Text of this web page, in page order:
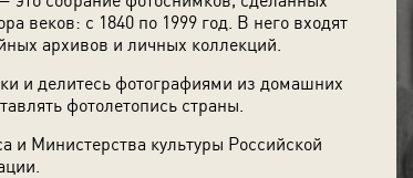
веков: с 1840 по 1999 год. В него входят
архивов и личных коллекций.
и делитесь фотографиями из домашних
фотолетопись страны.
и Министерства культуры Российской